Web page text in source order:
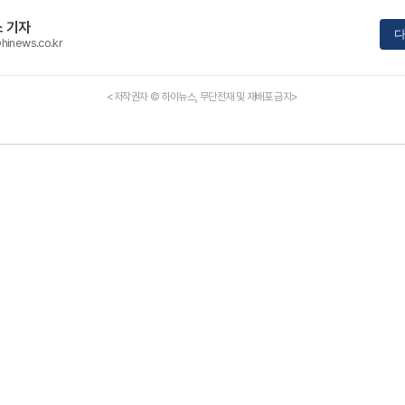
기자
<저작권자 © 하이뉴스, 무단전재 및 재배포 금지>